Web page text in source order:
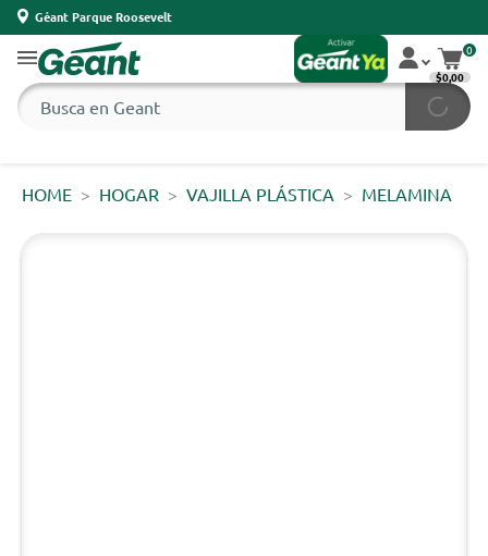
Géant Parque Roosevelt
0
$0,00
HOME HOGAR VAJILLA PLÁSTICA MELAMINA